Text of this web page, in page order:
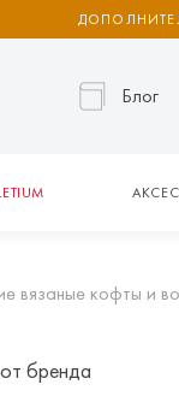
Блог
вязаные кофты и